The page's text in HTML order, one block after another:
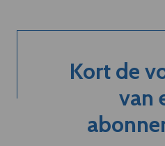
Kort de
van